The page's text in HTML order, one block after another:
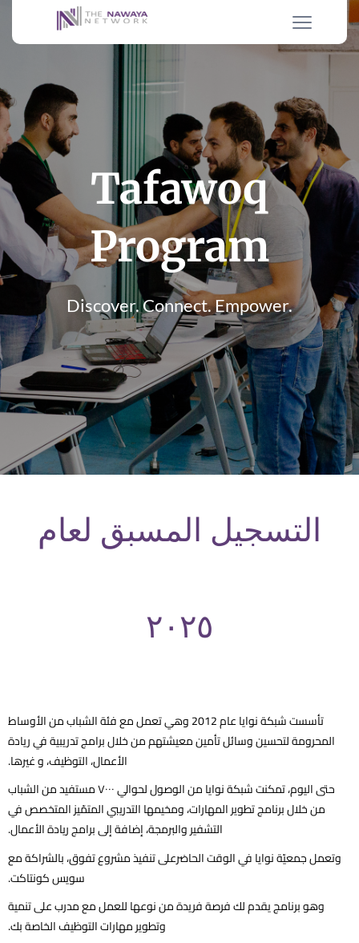
Tafawoq
Program
Discover. Connect. Empower.
التسجيل المسبق لعام
٢٠٢٥
تأسست شبكة نوایا عام 2012 وهي تعمل مع فئة الشباب من الأوساط
المحرومة لتحسین وسائل تأمین معیشتهم من خلال برامج تدريبية في ريادة
الأعمال، التوظيف، و غيرها.
حتى الیوم، تمكنت شبكة نوایا من الوصول لحوالي ٧٠٠٠ مستفید من الشباب
من خلال برنامج تطویر المهارات، ومخیمها التدریبي المتمّیز المتخصص في
التشفیر والبرمجة، إضافة إلى برامج ریادة الأعمال.
وتعمل جمعيّة نوايا في الوقت الحاضرعلى تنفيذ مشروع تفوق، بالشراكة مع
سويس كونتاكت.
وهو برنامج يقدم لك فرصة فريدة من نوعها للعمل مع مدرب على تنمية
وتطوير مهارات التوظيف الخاصة بك.